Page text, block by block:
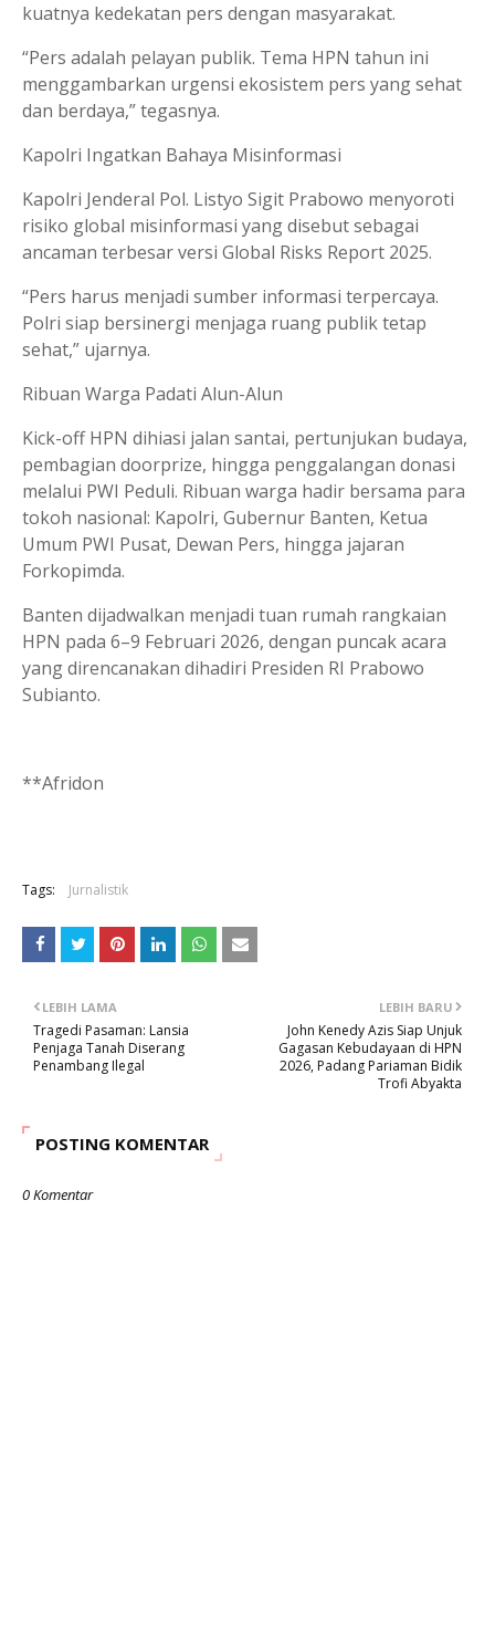
kuatnya kedekatan pers dengan masyarakat.
“Pers adalah pelayan publik. Tema HPN tahun ini
menggambarkan urgensi ekosistem pers yang sehat
dan berdaya,” tegasnya.
Kapolri Ingatkan Bahaya Misinformasi
Kapolri Jenderal Pol. Listyo Sigit Prabowo menyoroti
risiko global misinformasi yang disebut sebagai
ancaman terbesar versi Global Risks Report 2025.
“Pers harus menjadi sumber informasi terpercaya.
Polri siap bersinergi menjaga ruang publik tetap
sehat,” ujarnya.
Ribuan Warga Padati Alun-Alun
Kick-off HPN dihiasi jalan santai, pertunjukan budaya,
pembagian doorprize, hingga penggalangan donasi
melalui PWI Peduli. Ribuan warga hadir bersama para
tokoh nasional: Kapolri, Gubernur Banten, Ketua
Umum PWI Pusat, Dewan Pers, hingga jajaran
Forkopimda.
Banten dijadwalkan menjadi tuan rumah rangkaian
HPN pada 6–9 Februari 2026, dengan puncak acara
yang direncanakan dihadiri Presiden RI Prabowo
Subianto.
**Afridon
Tags: Jurnalistik
LEBIH BARU
John Kenedy Azis Siap Unjuk
Gagasan Kebudayaan di HPN
2026, Padang Pariaman Bidik
Trofi Abyakta
LEBIH LAMA
Tragedi Pasaman: Lansia
Penjaga Tanah Diserang
Penambang Ilegal
POSTING KOMENTAR
0 Komentar